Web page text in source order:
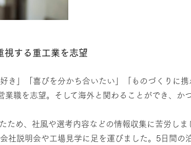
視する重工業を志望
」「喜びを分かち合いたい」「ものづくりに
職を志望。そして海外と関わることができ、
め、社風や選考内容などの情報収集に苦労し
社説明会や工場見学に足を運びました。5日間